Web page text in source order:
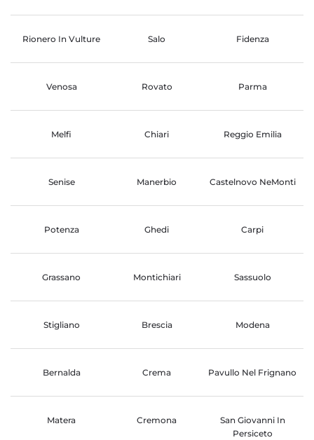
Rionero In Vulture Salo Fidenza
Venosa Rovato Parma
Melfi Chiari Reggio Emilia
Senise Manerbio Castelnovo NeMonti
Potenza Ghedi Carpi
Grassano Montichiari Sassuolo
Stigliano Brescia Modena
Bernalda Crema Pavullo Nel Frignano
Matera Cremona
San Giovanni In
Persiceto